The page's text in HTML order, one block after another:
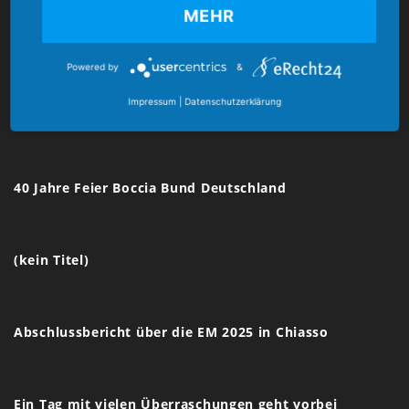
verband@boccia-bund.de
Latest News
40 Jahre Feier Boccia Bund Deutschland
(kein Titel)
Abschlussbericht über die EM 2025 in Chiasso
Ein Tag mit vielen Überraschungen geht vorbei
MEHR
Powered by &
Impressum Datenschutzerklärung